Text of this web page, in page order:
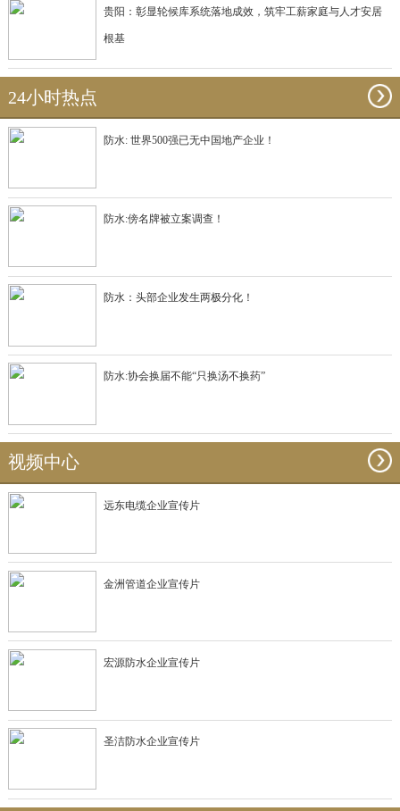
贵阳：彰显轮候库系统落地成效，筑牢工薪家庭与人才安居
根基
24小时热点
防水: 世界500强已无中国地产企业！
防水:傍名牌被立案调查！
防水：头部企业发生两极分化！
防水:协会换届不能“只换汤不换药”
视频中心
远东电缆企业宣传片
金洲管道企业宣传片
宏源防水企业宣传片
圣洁防水企业宣传片